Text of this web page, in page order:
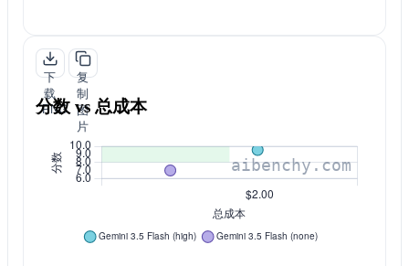
下
载
PNG
复
制
图
片
分数 vs 总成本